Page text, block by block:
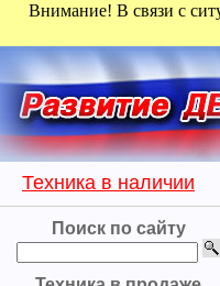
Внимание! В связи с
Техника в наличии
Поиск по сайту